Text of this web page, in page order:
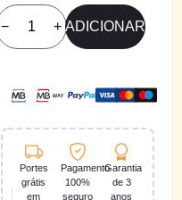
− + ADICIONAR
Portes
grátis
em
Pagamento
100%
seguro
Garantia
de 3
anos